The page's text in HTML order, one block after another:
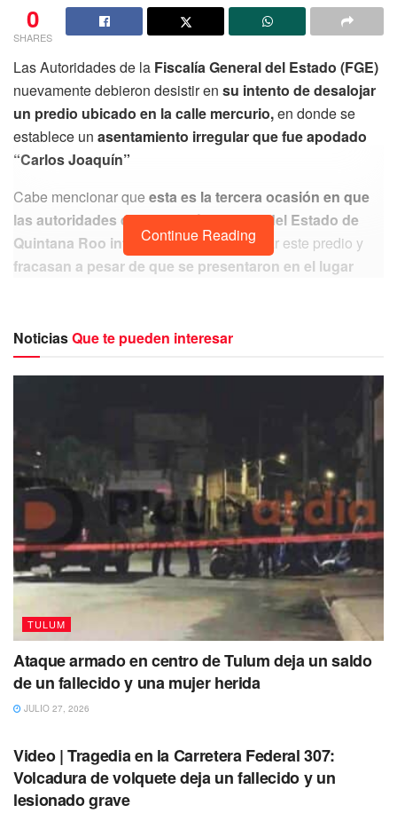
0
SHARES
Las Autoridades de la Fiscalía General del Estado (FGE)
nuevamente debieron desistir en su intento de desalojar
un predio ubicado en la calle mercurio,en donde se
establece un asentamiento irregular que fue apodado
“Carlos Joaquín”
Cabe mencionar que esta es la tercera ocasión en que
las autoridades de la Fiscalía General del Estado de
Quintana Roo intervienenpara desalojar este predio y
fracasan a pesar de que se presentaron en el lugar
intentaron asegurar el predio.
En el lugar de la invasiónse presentaron un convoy de
, quienes al arribar
a este predio se encontraron con la sorpresa de que los
“invasores”
se habían preparado para recibirlos y
desde
temprano ya tenían bloqueada la calle de ingreso al
lugar con varias rocas y palosque impidieron el tránsito
de los vehículos, además las personas de ese lugar
estaban preparados para tener un enfrentamiento con el
personal uniformado.
Ante estasituación adversa donde no se prestaban
para realizar la diligencia c
Continue Reading
NoticiasQue te pueden interesar
TULUM
Ataque armado en centro de Tulum deja un saldo
de un fallecido y una mujer herida
JULIO 27, 2026
Video | Tragedia en la Carretera Federal 307:
Volcadura de volquete deja un fallecido y un
lesionado grave